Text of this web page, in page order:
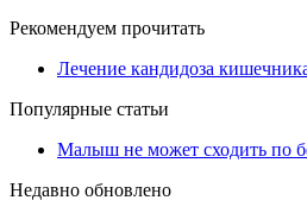
Рекомендуем прочитать
Лечение кандидоза
Популярные статьи
Малыш не может сходить по
Недавно обновлено